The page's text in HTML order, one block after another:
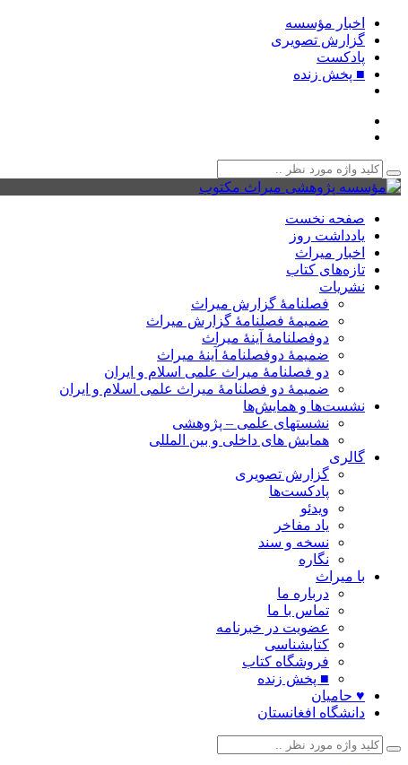
اخبار مؤسسه
گزارش تصویری
پادکست‌
■ پخش زنده
صفحه نخست
یادداشت روز
اخبار میراث
تازه‌های کتاب
نشریات
فصلنامۀ گزارش میراث
ضمیمۀ فصلنامۀ گزارش میراث
دوفصلنامۀ آینۀ میراث
ضمیمۀ دوفصلنامۀ آینۀ میراث
دو فصلنامۀ میراث علمی اسلام و ایران
ضمیمۀ دو فصلنامۀ میراث علمی اسلام و ایران
نشست‌ها و همایش‌ها
نشستهای علمی – پژوهشی
همایش های داخلی و بین المللی
گالری
گزارش تصویری
پادکست‌ها
ویدئو
یاد مفاخر
نسخه و سند
نگاره
با میراث
درباره ما
تماس با ما
عضویت در خبرنامه
کتابشناسی
فروشگاه کتاب
■ پخش زنده
♥ حامیان
دانشگاه افغانستان